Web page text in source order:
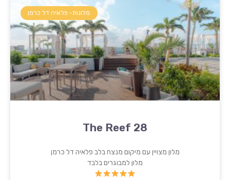
מלונות- פלאיה דל כרמן
The Reef 28
מלון מצויין עם מיקום מנצח בלב פלאיה דל כרמן
מלון למבוגרים בלבד